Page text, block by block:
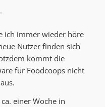
ich immer wieder höre
Nutzer finden sich
kommt die
für Foodcoops nicht
einer Woche in